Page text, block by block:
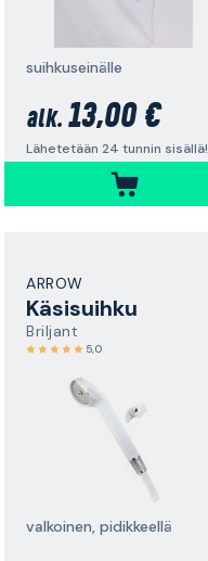
suihkuseinälle
alk. 13,00 €
Lähetetään 24 tunnin sisällä!
ARROW
Käsisuihku
Briljant
5,0
valkoinen, pidikkeellä